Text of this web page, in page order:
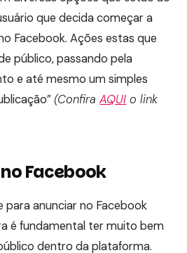
que decida começar a
Facebook. Ações estas que
público, passando pela
e até mesmo um simples
(ConfiraAQUI o link
Facebook
para anunciar no Facebook
é fundamental ter muito bem
dentro da plataforma.